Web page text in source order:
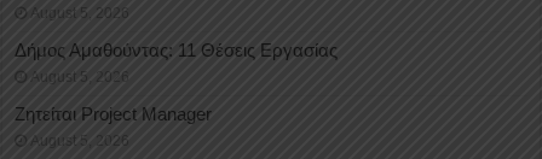
August 5, 2026
Δήμος Αμαθούντας: 11 Θέσεις Εργασίας
August 5, 2026
Ζητείται Project Manager
August 5, 2026